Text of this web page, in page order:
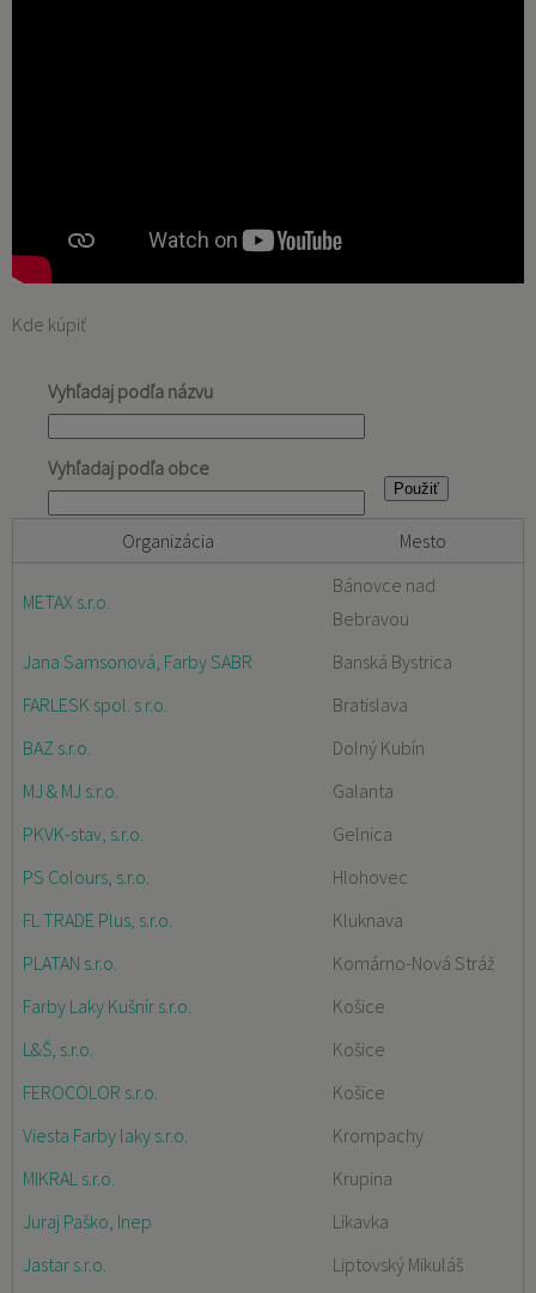
Kde kúpiť
Vyhľadaj podľa názvu
Vyhľadaj podľa obce
Organizácia Mesto
METAX s.r.o.
Bánovce nad
Bebravou
Jana Samsonová, Farby SABR
Banská Bystrica
FARLESK spol. s r.o.
Bratislava
BAZ s.r.o.
Dolný Kubín
MJ & MJ s.r.o.
Galanta
PKVK-stav, s.r.o.
Gelnica
PS Colours, s.r.o.
Hlohovec
FL TRADE Plus, s.r.o.
Kluknava
PLATAN s.r.o.
Komárno-Nová Stráž
Farby Laky Kušnír s.r.o.
Košice
L&Š, s.r.o.
Košice
FEROCOLOR s.r.o.
Košice
Viesta Farby laky s.r.o.
Krompachy
MIKRAL s.r.o.
Krupina
Juraj Paško, Inep
Likavka
Jastar s.r.o.
Liptovský Mikuláš